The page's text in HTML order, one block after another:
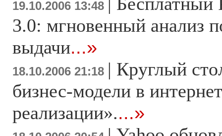
19.10.2006 13:48
3.0: мгновенный анализ
выдачи...»
18.10.2006 21:18 | Круглый
бизнес-модели в
реализации»....»